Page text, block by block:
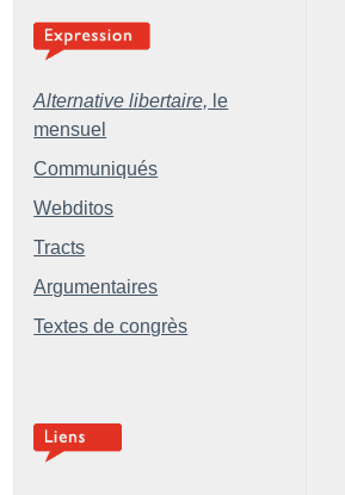
Alternative libertaire, le
mensuel
Communiqués
Webditos
Tracts
Argumentaires
Textes de congrès